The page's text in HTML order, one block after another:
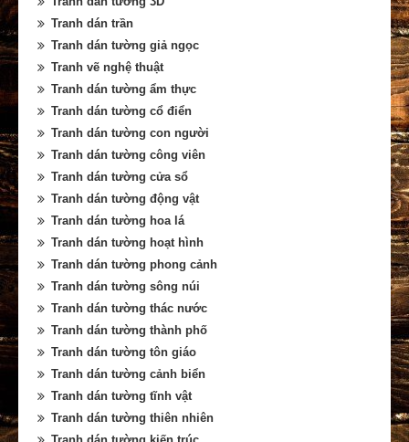
Tranh dán trần
Tranh dán tường giả ngọc
Tranh vẽ nghệ thuật
Tranh dán tường ẩm thực
Tranh dán tường cổ điển
Tranh dán tường con người
Tranh dán tường công viên
Tranh dán tường cửa sổ
Tranh dán tường động vật
Tranh dán tường hoa lá
Tranh dán tường hoạt hình
Tranh dán tường phong cảnh
Tranh dán tường sông núi
Tranh dán tường thác nước
Tranh dán tường thành phố
Tranh dán tường tôn giáo
Tranh dán tường cảnh biển
Tranh dán tường tĩnh vật
Tranh dán tường thiên nhiên